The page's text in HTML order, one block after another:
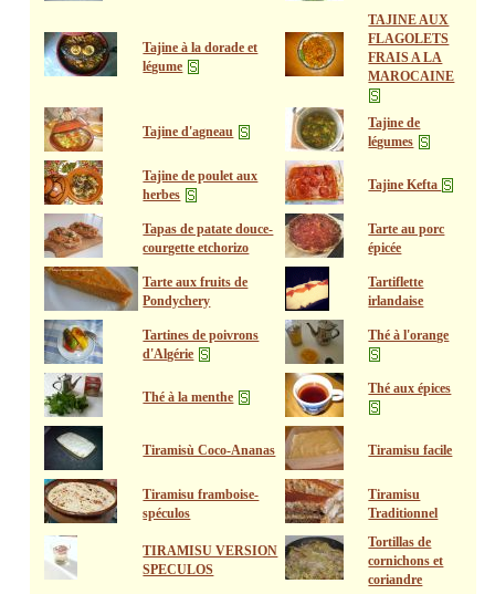
Tajine à la dorade et
légume
TAJINE AUX
FLAGOLETS
FRAIS A LA
MAROCAINE
Tajine d'agneau
Tajine de
légumes
Tajine de poulet aux
herbes
Tajine Kefta
Tapas de patate douce-
courgette etchorizo
Tarte au porc
épicée
Tarte aux fruits de
Pondychery
Tartiflette
irlandaise
Tartines de poivrons
d'Algérie
Thé à l'orange
Thé à la menthe
Thé aux épices
Tiramisù Coco-Ananas Tiramisu facile
Tiramisu framboise-
spéculos
Tiramisu
Traditionnel
TIRAMISU VERSION
SPECULOS
Tortillas de
cornichons et
coriandre